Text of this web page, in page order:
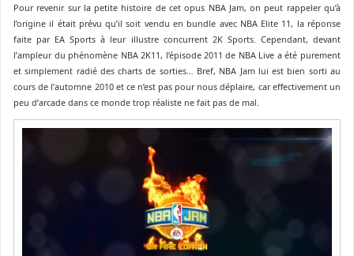
Pour revenir sur la petite histoire de cet opus NBA Jam, on peut rappeler qu’à
l’origine il était prévu qu’il soit vendu en bundle avec NBA Elite 11, la réponse
faite par EA Sports à leur illustre concurrent 2K Sports. Cependant, devant
l’ampleur du phénomène NBA 2K11, l’épisode 2011 de NBA Live a été purement
et simplement radié des charts de sorties… Bref, NBA Jam lui est bien sorti au
cours de l’automne 2010 et ce n’est pas pour nous déplaire, car effectivement un
peu d’arcade dans ce monde trop réaliste ne fait pas de mal.